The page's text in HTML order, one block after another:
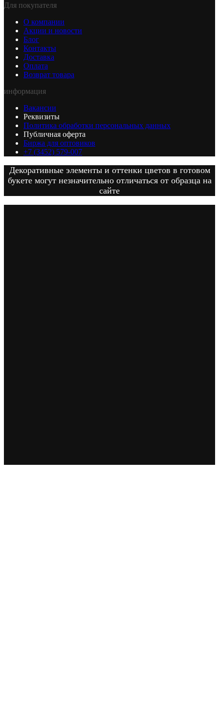
Для покупателя
О компании
Акции и новости
Блог
Контакты
Доставка
Оплата
Возврат товара
информация
Вакансии
Реквизиты
Политика обработки персональных данных
Публичная оферта
Биржа для оптовиков
+7 (3452) 579-007
Декоративные элементы и оттенки цветов в готовом
букете могут незначительно отличаться от образца на
сайте